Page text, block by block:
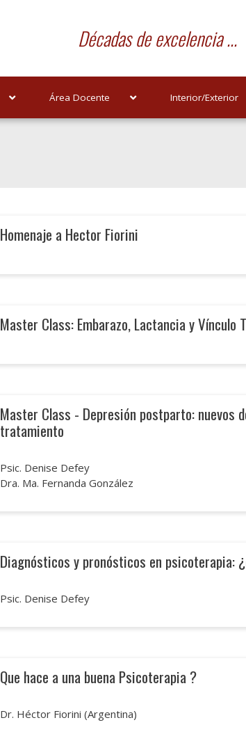
Décadas de excelencia ...
Área Docente Interior/Exterior
Homenaje a Hector Fiorini
Master Class: Embarazo, Lactancia y Vínculo
Master Class - Depresión postparto: nuevos
tratamiento
Psic. Denise Defey
Dra. Ma. Fernanda González
Diagnósticos y pronósticos en psicoterapia:
Psic. Denise Defey
Que hace a una buena Psicoterapia ?
Dr. Héctor Fiorini (Argentina)